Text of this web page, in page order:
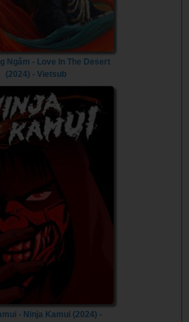
Ngâm - Love In The Desert
(2024) - Vietsub
- Ninja Kamui (2024) -